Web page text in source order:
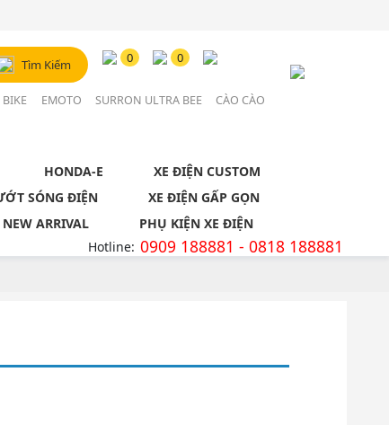
Tìm Kiếm 0 0
BIKE EMOTO SURRON ULTRA BEE CÀO CÀO
HONDA-E
XE ĐIỆN CUSTOM
SÓNG ĐIỆN
XE ĐIỆN GẤP GỌN
NEW ARRIVAL
PHỤ KIỆN XE ĐIỆN
Hotline: 0909 188881 - 0818 188881